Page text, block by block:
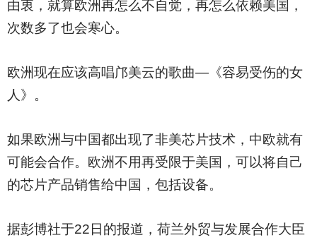
由衷，就算欧洲再怎么不自觉，再怎么依赖美国，
次数多了也会寒心。
欧洲现在应该高唱邝美云的歌曲—《容易受伤的女
人》。
如果欧洲与中国都出现了非美芯片技术，中欧就有
可能会合作。欧洲不用再受限于美国，可以将自己
的芯片产品销售给中国，包括设备。
据彭博社于22日的报道，荷兰外贸与发展合作大臣